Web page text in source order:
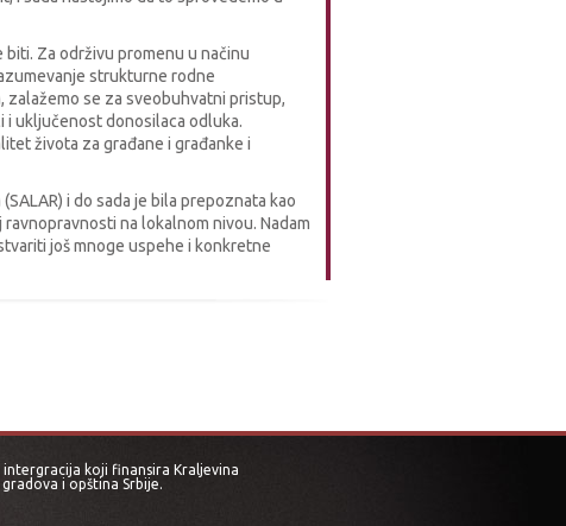
biti. Za održivu promenu u načinu
strukturne rodne
zalažemo se za sveobuhvatni pristup,
i uključenost donosilaca odluka.
života za građane i građanke i
i do sada je bila prepoznata kao
na lokalnom nivou. Nadam
još mnoge uspehe i konkretne
koji finansira Kraljevina
i opština Srbije.